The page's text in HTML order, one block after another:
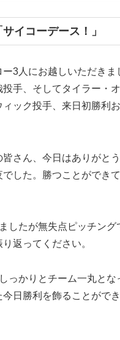
イコーデース！」
3人にお越しいただきま
手、そしてタイラー・
ック投手、来日初勝利
皆さん、今日はありがと
した。勝つことができ
したが無失点ピッチング
返ってください。
っかりとチーム一丸とな
今日勝利を飾ることがで